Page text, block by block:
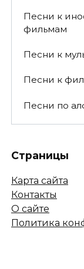
Песни к
фильмам
Песни к
Песни к
Песни по
Страницы
Карта сайта
Контакты
О сайте
Политика